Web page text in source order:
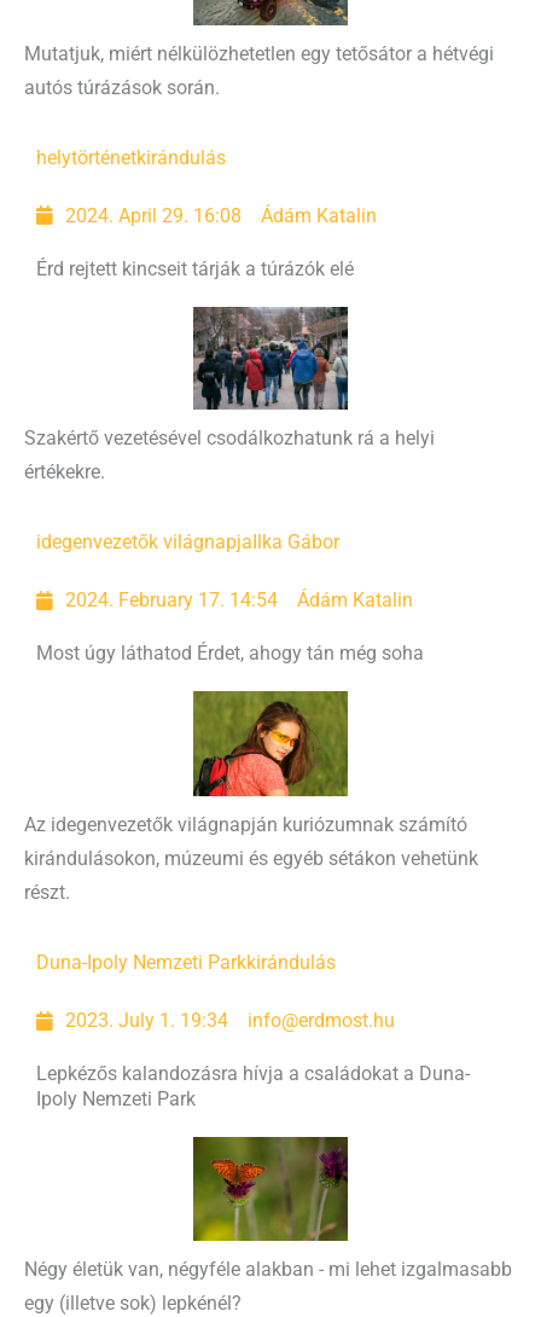
Mutatjuk, miért nélkülözhetetlen egy tetősátor a hétvégi
autós túrázások során.
helytörténetkirándulás
2024. April 29. 16:08 Ádám Katalin
Érd rejtett kincseit tárják a túrázók elé
Szakértő vezetésével csodálkozhatunk rá a helyi
értékekre.
idegenvezetők világnapja Ilka Gábor
2024. February 17. 14:54 Ádám Katalin
Most úgy láthatod Érdet, ahogy tán még soha
Az idegenvezetők világnapján kuriózumnak számító
kirándulásokon, múzeumi és egyéb sétákon vehetünk
részt.
Duna-Ipoly Nemzeti Parkkirándulás
2023. July 1. 19:34 info@erdmost.hu
Lepkézős kalandozásra hívja a családokat a Duna-
Ipoly Nemzeti Park
Négy életük van, négyféle alakban - mi lehet izgalmasabb
egy (illetve sok) lepkénél?